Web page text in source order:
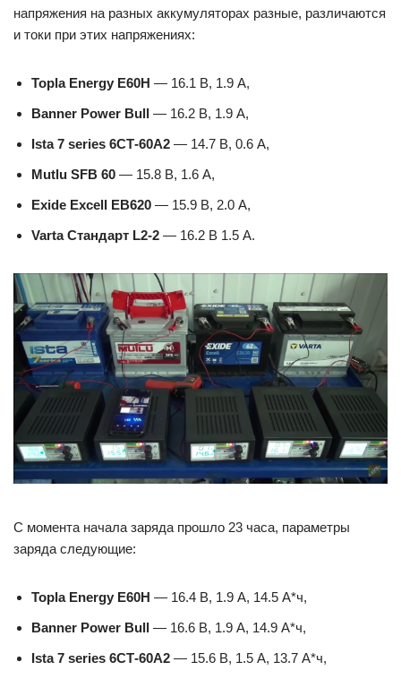
напряжения на разных аккумуляторах разные, различаются
и токи при этих напряжениях:
Topla Energy E60H — 16.1 В, 1.9 А,
Banner Power Bull — 16.2 В, 1.9 А,
Ista 7 series 6СТ-60А2 — 14.7 В, 0.6 А,
Mutlu SFB 60 — 15.8 В, 1.6 А,
Exide Excell EB620 — 15.9 В, 2.0 А,
Varta Стандарт L2-2 — 16.2 В 1.5 A.
С момента начала заряда прошло 23 часа, параметры
заряда следующие:
Topla Energy E60H — 16.4 В, 1.9 А, 14.5 А*ч,
Banner Power Bull — 16.6 В, 1.9 А, 14.9 А*ч,
Ista 7 series 6СТ-60А2 — 15.6 В, 1.5 А, 13.7 А*ч,